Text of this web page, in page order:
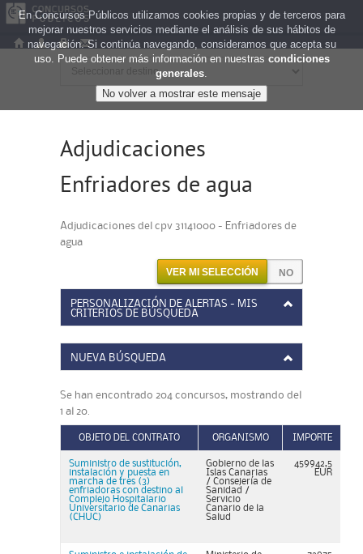
Adjudicaciones
Enfriadores de agua
Adjudicaciones del cpv 31141000 - Enfriadores de
agua
VER MI SELECCIÓN
PERSONALIZACIÓN DE ALERTAS - MIS
CRITERIOS DE BÚSQUEDA
NUEVA BÚSQUEDA
Se han encontrado 204 concursos, mostrando del
1 al 20.
OBJETO DEL CONTRATO ORGANISMO IMPORTE
Suministro de sustitución,
instalación y puesta en
marcha de tres (3)
enfriadoras con destino al
Complejo Hospitalario
Universitario de Canarias
(CHUC)
Gobierno de las
Islas Canarias
/ Consejería de
Sanidad /
Servicio
Canario de la
Salud
459942,5
EUR
En Concursos Públicos utilizamos cookies propias y de terceros para
mejorar nuestros servicios mediante el análisis de sus hábitos de
navegación. Si continúa navegando, consideramos que acepta su
uso. Puede obtener más información en nuestras condiciones
generales.